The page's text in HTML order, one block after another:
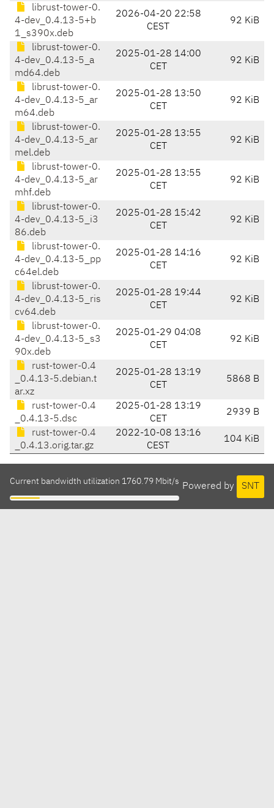
librust-tower-0.
4-dev_0.4.13-5+b
1_s390x.deb
2026-04-20 22:58
CEST
92 KiB
librust-tower-0.
4-dev_0.4.13-5_a
md64.deb
2025-01-28 14:00
CET
92 KiB
librust-tower-0.
4-dev_0.4.13-5_ar
m64.deb
2025-01-28 13:50
CET
92 KiB
librust-tower-0.
4-dev_0.4.13-5_ar
mel.deb
2025-01-28 13:55
CET
92 KiB
librust-tower-0.
4-dev_0.4.13-5_ar
mhf.deb
2025-01-28 13:55
CET
92 KiB
librust-tower-0.
4-dev_0.4.13-5_i3
86.deb
2025-01-28 15:42
CET
92 KiB
librust-tower-0.
4-dev_0.4.13-5_pp
c64el.deb
2025-01-28 14:16
CET
92 KiB
librust-tower-0.
4-dev_0.4.13-5_ris
cv64.deb
2025-01-28 19:44
CET
92 KiB
librust-tower-0.
4-dev_0.4.13-5_s3
90x.deb
2025-01-29 04:08
CET
92 KiB
rust-tower-0.4
_0.4.13-5.debian.t
ar.xz
2025-01-28 13:19
CET
5868 B
rust-tower-0.4
_0.4.13-5.dsc
2025-01-28 13:19
CET
2939 B
rust-tower-0.4
_0.4.13.orig.tar.gz
2022-10-08 13:16
CEST
104 KiB
Powered by SNT
Current bandwidth utilization 1760.79 Mbit/s